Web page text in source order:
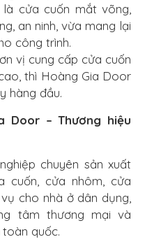
cửa cuốn mắt võng,
an ninh, vừa mang lại
công trình.
vị cung cấp cửa cuốn
thì Hoàng Gia Door
hàng đầu.
Door – Thương hiệu
chuyên sản xuất
cuốn, cửa nhôm, cửa
cho nhà ở dân dụng,
tâm thương mại và
quốc.